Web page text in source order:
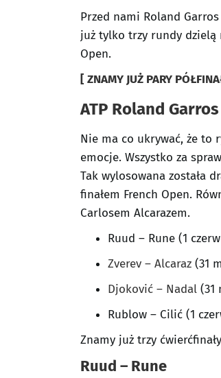
Przed nami Roland
już tylko trzy rundy dzielą
Open.
[ ZNAMY JUŻ PARY
ATP Roland
Nie ma co ukrywać, że to
emocje. Wszystko za
Tak wylosowana została
finałem French Open.
Carlosem Alcarazem.
Ruud – Rune (1
Zverev – Alcaraz (31
Djoković – Nadal (31
Rublow – Cilić (1
Znamy już trzy
Ruud – Rune